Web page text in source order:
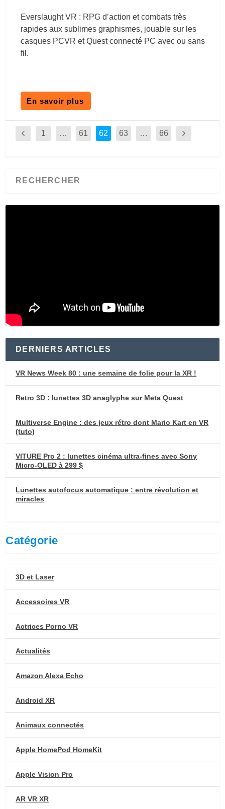
Everslaught VR : RPG d’action et combats très
rapides aux sublimes graphismes, jouable sur les
casques PCVR et Quest connecté PC avec ou sans
fil.
En savoir plus
1 … 61 62 63 … 66
DERNIERS ARTICLES
VR News Week 80 : une semaine de folie pour la XR !
Retro 3D : lunettes 3D anaglyphe sur Meta Quest
Multiverse Engine : des jeux rétro dont Mario Kart en VR
(tuto)
VITURE Pro 2 : lunettes cinéma ultra-fines avec Sony
Micro-OLED à 299 $
Lunettes autofocus automatique : entre révolution et
miracles
Catégorie
3D et Laser
Accessoires VR
Actrices Porno VR
Actualités
Amazon Alexa Echo
Android XR
Animaux connectés
Apple HomePod HomeKit
Apple Vision Pro
AR VR XR